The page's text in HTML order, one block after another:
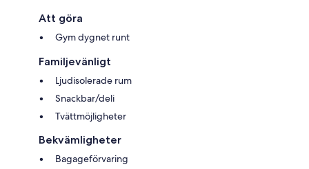
Att göra
Gym dygnet runt
Familjevänligt
Ljudisolerade rum
Snackbar/deli
Tvättmöjligheter
Bekvämligheter
Bagageförvaring